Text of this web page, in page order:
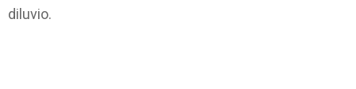
diluvio.